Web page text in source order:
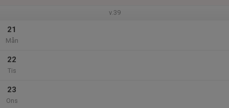
v.39
21
Mån
22
Tis
23
Ons